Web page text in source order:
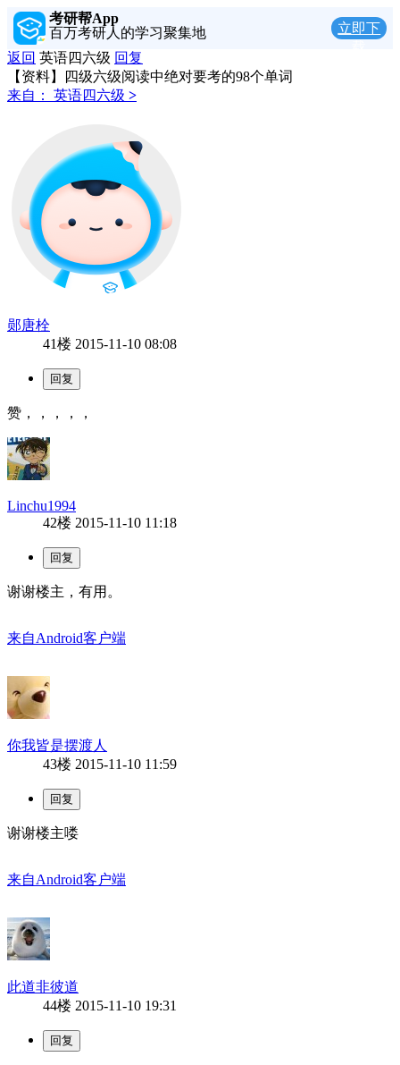
考研帮App
百万考研人的学习聚集地
立即下
返回 英语四六级 回复
【资料】四级六级阅读中绝对要考的98个单词
来自：
英语四六级 >
郧唐栓
41楼 2015-11-10 08:08
赞，，，，，
Linchu1994
42楼 2015-11-10 11:18
谢谢楼主，有用。
来自Android客户端
你我皆是摆渡人
43楼 2015-11-10 11:59
谢谢楼主喽
来自Android客户端
此道非彼道
44楼 2015-11-10 19:31